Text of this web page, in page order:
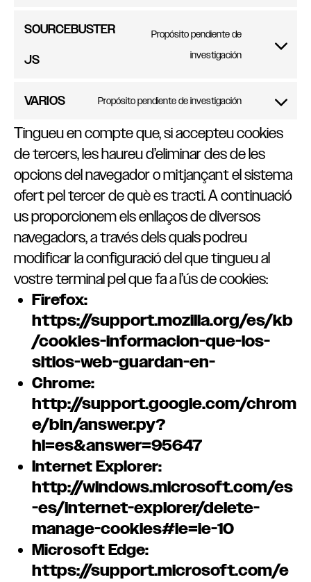
SOURCEBUSTER
JS
Propósito pendiente de
investigación
VARIOS Propósito pendiente de investigación
Tingueu en compte que, si accepteu cookies
de tercers, les haureu d’eliminar des de les
opcions del navegador o mitjançant el sistema
ofert pel tercer de què es tracti. A continuació
us proporcionem els enllaços de diversos
navegadors, a través dels quals podreu
modificar la configuració del que tingueu al
vostre terminal pel que fa a l’ús de cookies:
Firefox:
https://support.mozilla.org/es/kb
/cookies-informacion-que-los-
sitios-web-guardan-en-
Chrome:
http://support.google.com/chrom
e/bin/answer.py?
hl=es&answer=95647
Internet Explorer:
http://windows.microsoft.com/es
-es/internet-explorer/delete-
manage-cookies#ie=ie-10
Microsoft Edge:
https://support.microsoft.com/e